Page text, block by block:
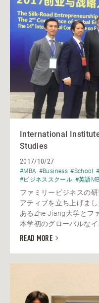
International
Studies
2017/10/27
#MBA #Business #School
#ビジネススクール #英語
ファミリービジネスの
アティブを立ち上げま
あるZhe Jiang大学とフ
本学初のグローバルな
READ MORE